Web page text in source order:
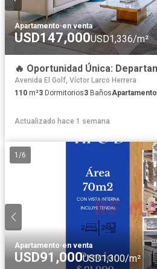
Apartamento·en venta
USD147,000USD1,336/m²
Avenida El Golf, Víctor Larco Herrera
110 m²3 Dormitorios3 BañosApartamento
Actualizado hace 1 semana
1 /6
Apartamento·en venta
USD91,000USD1,300/m²